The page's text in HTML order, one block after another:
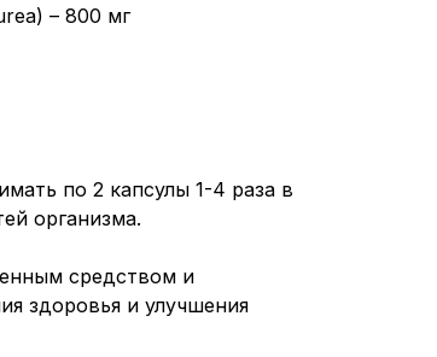
– 800 мг
по 2 капсулы 1-4 раза в
организма.
средством и
здоровья и улучшения